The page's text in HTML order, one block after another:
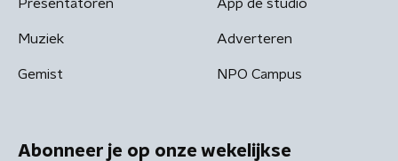
Presentatoren
Muziek
Gemist
App de studio
Adverteren
NPO Campus
Abonneer je op onze wekelijkse